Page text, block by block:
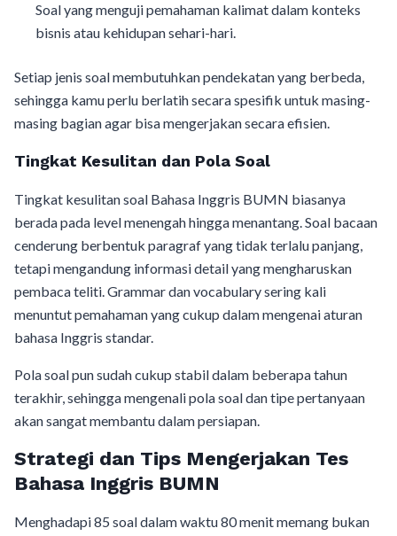
Soal yang menguji pemahaman kalimat dalam konteks
bisnis atau kehidupan sehari-hari.
Setiap jenis soal membutuhkan pendekatan yang berbeda,
sehingga kamu perlu berlatih secara spesifik untuk masing-
masing bagian agar bisa mengerjakan secara efisien.
Tingkat Kesulitan dan Pola Soal
Tingkat kesulitan soal Bahasa Inggris BUMN biasanya
berada pada level menengah hingga menantang. Soal bacaan
cenderung berbentuk paragraf yang tidak terlalu panjang,
tetapi mengandung informasi detail yang mengharuskan
pembaca teliti. Grammar dan vocabulary sering kali
menuntut pemahaman yang cukup dalam mengenai aturan
bahasa Inggris standar.
Pola soal pun sudah cukup stabil dalam beberapa tahun
terakhir, sehingga mengenali pola soal dan tipe pertanyaan
akan sangat membantu dalam persiapan.
Strategi dan Tips Mengerjakan Tes
Bahasa Inggris BUMN
Menghadapi 85 soal dalam waktu 80 menit memang bukan